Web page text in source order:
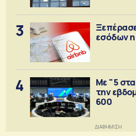
3
εσόδων
4
Με "5
την
600